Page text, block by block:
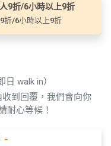
9折/6小時以上9折
折/6小時以上9折
walk in）
到回覆，我們會向你
耐心等候！
-